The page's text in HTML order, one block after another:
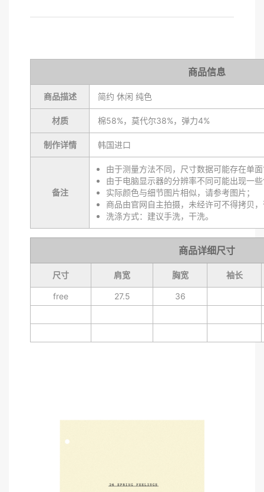
商品信息
商品描述 简约 休闲 纯色
材质 棉58%，莫代尔38%，弹力4%
制作详情 韩国进口
备注
由于测量方法不同，尺寸数据可能存在单
由于电脑显示器的分辨率不同可能出现一
实际颜色与细节图片相似，请参考图片；
商品由官网自主拍摄，未经许可不得拷贝
洗涤方式：建议手洗，干洗。
商品详细尺寸
尺寸 肩宽 胸宽 袖长
free 27.5 36